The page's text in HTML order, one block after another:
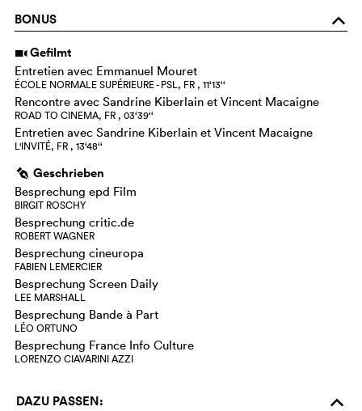
BONUS o
i Gefilmt
Entretien avec Emmanuel Mouret
ÉCOLE NORMALE SUPÉRIEURE - PSL, FR , 11‘13‘‘
Rencontre avec Sandrine Kiberlain et Vincent Macaigne
ROAD TO CINEMA, FR , 03‘39‘‘
Entretien avec Sandrine Kiberlain et Vincent Macaigne
L'INVITÉ, FR , 13‘48‘‘
g Geschrieben
Besprechung epd Film
BIRGIT ROSCHY
Besprechung critic.de
ROBERT WAGNER
Besprechung cineuropa
FABIEN LEMERCIER
Besprechung Screen Daily
LEE MARSHALL
Besprechung Bande à Part
LÉO ORTUNO
Besprechung France Info Culture
LORENZO CIAVARINI AZZI
DAZU PASSEN: o